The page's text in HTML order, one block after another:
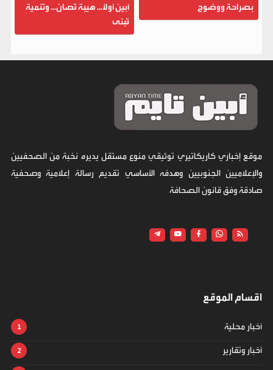
بصراحة ووضوح
أبين أولاً... هيبة تُصان... وتنمية
تُبنى
موقع إخباري كاريكاتيري توثيقي منوع مستقل يديره نخبة من الصحفيين
والإعلاميين الجنوبيين وهدفه الأساسي تقديم رسالة إعلامية وصحفية
صادقة وفق قانون الصحافة
اقسام الموقع
أخبار محلية
أخبار وتقارير